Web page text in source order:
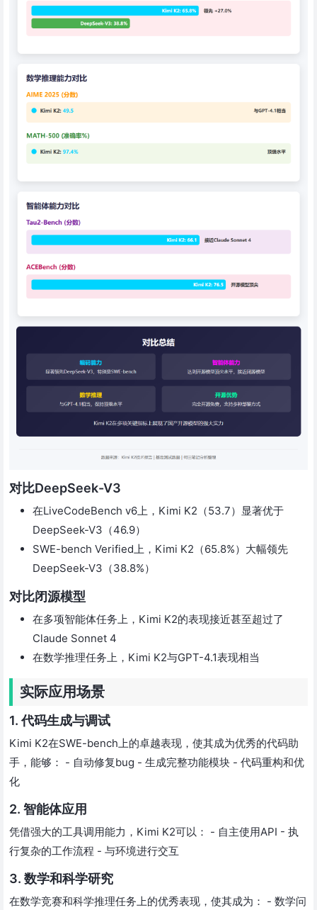
对比DeepSeek-V3
在LiveCodeBench v6上，Kimi K2（53.7）显著优于
DeepSeek-V3（46.9）
SWE-bench Verified上，Kimi K2（65.8%）大幅领先
DeepSeek-V3（38.8%）
对比闭源模型
在多项智能体任务上，Kimi K2的表现接近甚至超过了
Claude Sonnet 4
在数学推理任务上，Kimi K2与GPT-4.1表现相当
实际应用场景
1. 代码生成与调试
Kimi K2在SWE-bench上的卓越表现，使其成为优秀的代码助
手，能够： - 自动修复bug - 生成完整功能模块 - 代码重构和优
化
2. 智能体应用
凭借强大的工具调用能力，Kimi K2可以： - 自主使用API - 执
行复杂的工作流程 - 与环境进行交互
3. 数学和科学研究
在数学竞赛和科学推理任务上的优秀表现，使其成为： - 数学问